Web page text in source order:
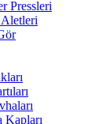
Pressleri
Kapları